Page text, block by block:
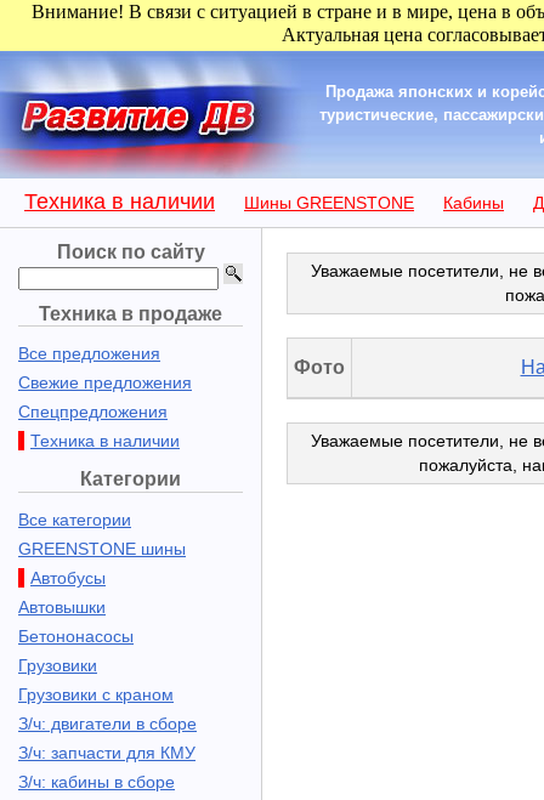
Внимание! В связи с ситуацией в стране и в мире, цена в
Актуальная цена
Продажа японских и
туристические,
Техника в наличии Шины GREENSTONE Кабины
Поиск по сайту
Техника в продаже
Все предложения
Свежие предложения
Спецпредложения
Техника в наличии
Категории
Все категории
GREENSTONE шины
Автобусы
Автовышки
Бетононасосы
Грузовики
Грузовики с краном
З/ч: двигатели в сборе
З/ч: запчасти для КМУ
З/ч: кабины в сборе
Уважаемые посетители, не
Фото
Уважаемые посетители, не
пожалуйста,